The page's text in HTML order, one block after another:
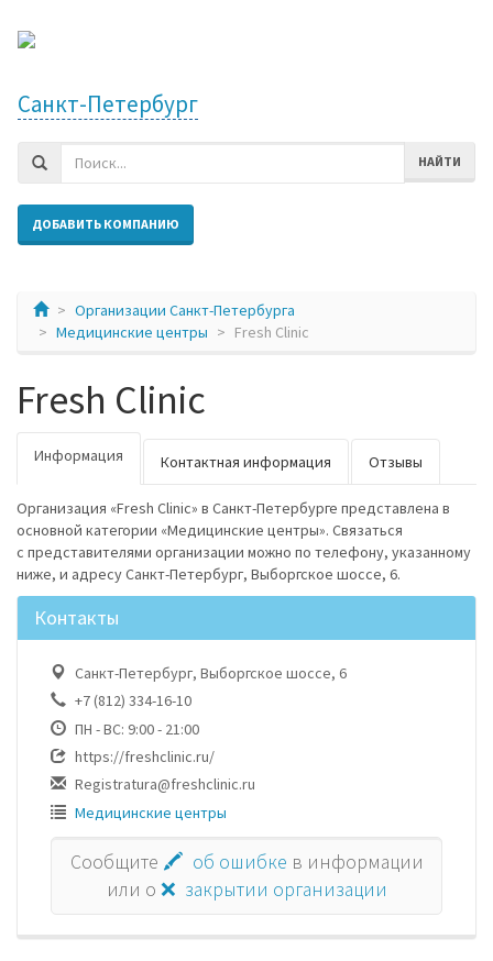
Санкт-Петербург
НАЙТИ
ДОБАВИТЬ КОМПАНИЮ
Организации Санкт-Петербурга
Медицинские центры
Fresh Clinic
Fresh Clinic
Информация Контактная информация Отзывы
Организация «Fresh Clinic» в Санкт-Петербурге представлена в
основной категории «Медицинские центры». Связаться
с представителями организации можно по телефону, указанному
ниже, и адресу Санкт-Петербург, Выборгское шоссе, 6.
Контакты
Санкт-Петербург, Выборгское шоссе, 6
+7 (812) 334-16-10
ПН - ВС: 9:00 - 21:00
https://freshclinic.ru/
Registratura@freshclinic.ru
Медицинские центры
Сообщите 🖍 об ошибке в информации
или о ❌ закрытии организации